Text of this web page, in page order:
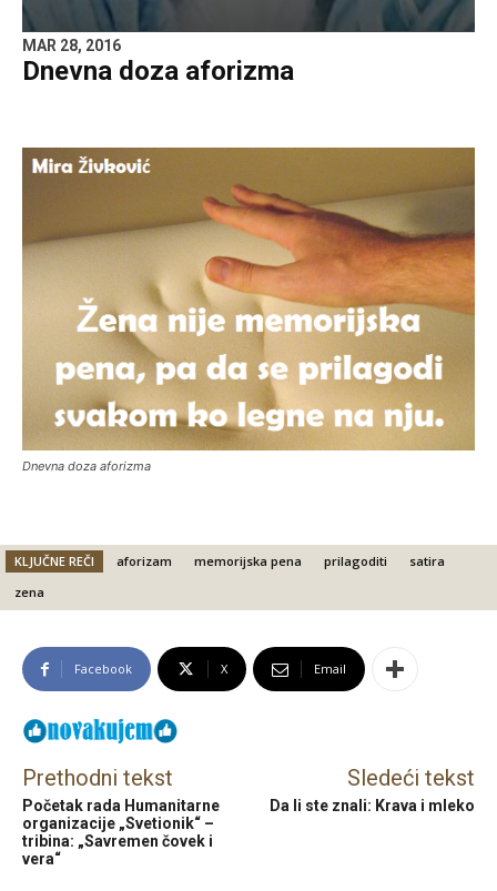
MAR 28, 2016
Dnevna doza aforizma
Dnevna doza aforizma
KLJUČNE REČI aforizam memorijska pena prilagoditi
satira
zena
Facebook X Email
Prethodni tekst
Početak rada Humanitarne
organizacije „Svetionik“ –
tribina: „Savremen čovek i
vera“
Sledeći tekst
Da li ste znali: Krava i mleko